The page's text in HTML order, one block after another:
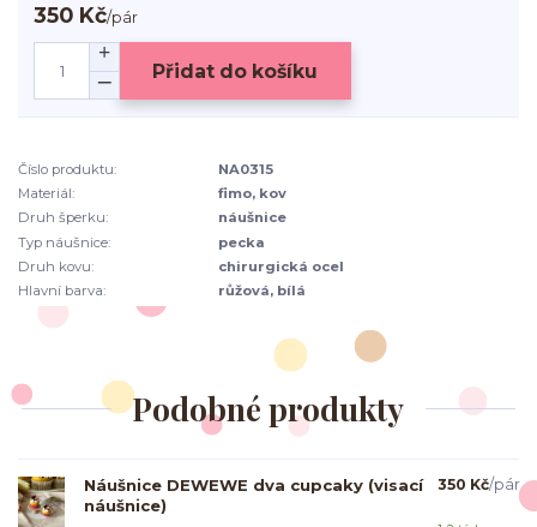
350 Kč/pár
Přidat do košíku
Číslo produktu:
NA0315
Materiál:
fimo, kov
Druh šperku:
náušnice
Typ náušnice:
pecka
Druh kovu:
chirurgická ocel
Hlavní barva:
růžová, bílá
Podobné produkty
Náušnice DEWEWE dva cupcaky (visací
náušnice)
350 Kč/pár